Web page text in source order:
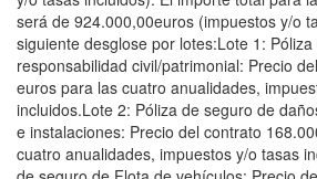
será de 924.000,00euros (impuestos y/o
siguiente desglose por lotes:Lote 1:
responsabilidad civil/patrimonial: Precio
euros para las cuatro anualidades,
incluidos.Lote 2: Póliza de seguro de
e instalaciones: Precio del contrato
cuatro anualidades, impuestos y/o tasas